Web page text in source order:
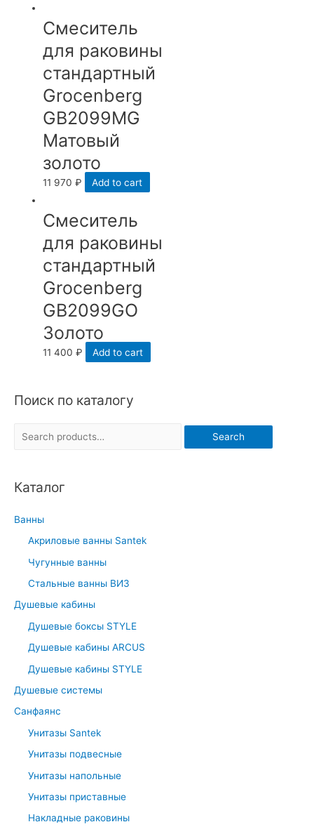
Поиск по каталогу
r
h
:
Search
Каталог
Ванны
Акриловые ванны Santek
Чугунные ванны
Стальные ванны ВИЗ
Душевые кабины
Душевые боксы STYLE
Душевые кабины ARCUS
Душевые кабины STYLE
Душевые системы
Санфаянс
Унитазы Santek
Унитазы подвесные
Унитазы напольные
Унитазы приставные
Накладные раковины
Смеситель
для раковины
стандартный
Grocenberg
GB2099MG
Матовый
золото
11 970₽ Add to cart
Смеситель
для раковины
стандартный
Grocenberg
GB2099GO
Золото
11 400₽ Add to cart